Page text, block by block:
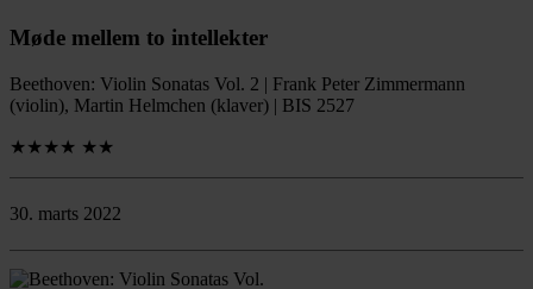
Møde mellem to intellekter
Beethoven: Violin Sonatas Vol. 2 | Frank Peter Zimmermann
(violin), Martin Helmchen (klaver) | BIS 2527
★★★★ ★★
30. marts 2022